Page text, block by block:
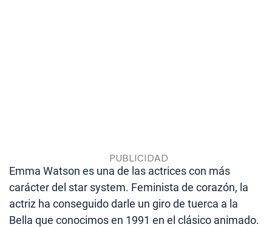
Emma Watson es una de las actrices con más
carácter del star system. Feminista de corazón, la
actriz ha conseguido darle un giro de tuerca a la
Bella que conocimos en 1991 en el clásico animado.